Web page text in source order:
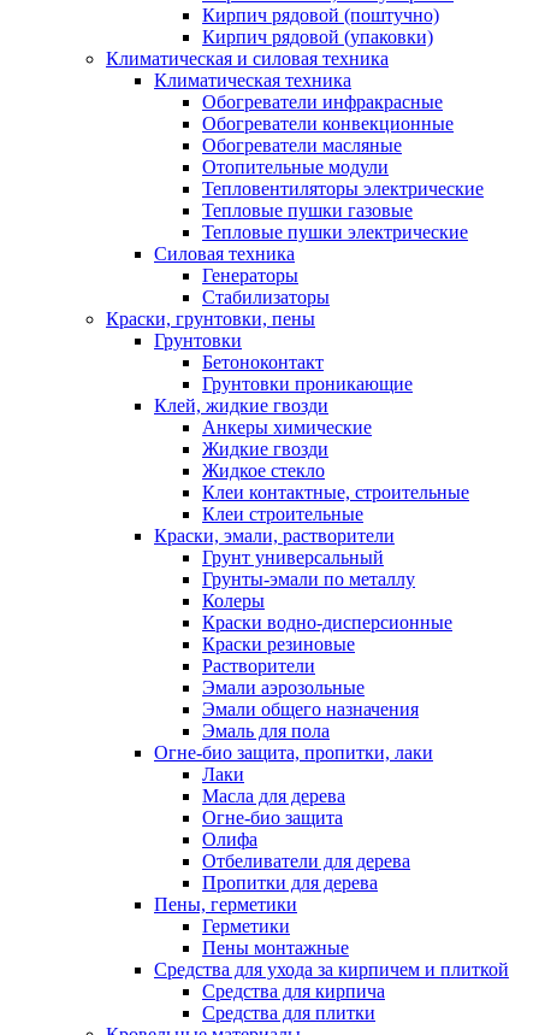
Кирпич рядовой (поштучно)
Кирпич рядовой (упаковки)
Климатическая и силовая техника
Климатическая техника
Обогреватели инфракрасные
Обогреватели конвекционные
Обогреватели масляные
Отопительные модули
Тепловентиляторы электрические
Тепловые пушки газовые
Тепловые пушки электрические
Силовая техника
Генераторы
Стабилизаторы
Краски, грунтовки, пены
Грунтовки
Бетоноконтакт
Грунтовки проникающие
Клей, жидкие гвозди
Анкеры химические
Жидкие гвозди
Жидкое стекло
Клеи контактные, строительные
Клеи строительные
Краски, эмали, растворители
Грунт универсальный
Грунты-эмали по металлу
Колеры
Краски водно-дисперсионные
Краски резиновые
Растворители
Эмали аэрозольные
Эмали общего назначения
Эмаль для пола
Огне-био защита, пропитки, лаки
Лаки
Масла для дерева
Огне-био защита
Олифа
Отбеливатели для дерева
Пропитки для дерева
Пены, герметики
Герметики
Пены монтажные
Средства для ухода за кирпичем и плиткой
Средства для кирпича
Средства для плитки